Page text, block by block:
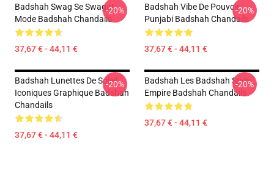
Badshah Swag Se Swagat
Mode Badshah Chandails
37,67 € - 44,11 €
-20%
Badshah Vibe De Pouvoir
Punjabi Badshah Chandails
37,67 € - 44,11 €
-20%
Badshah Lunettes De Soleil
Iconiques Graphique Badshah
Chandails
37,67 € - 44,11 €
-20%
Badshah Les Badshah Style
Empire Badshah Chandails
37,67 € - 44,11 €
-20%